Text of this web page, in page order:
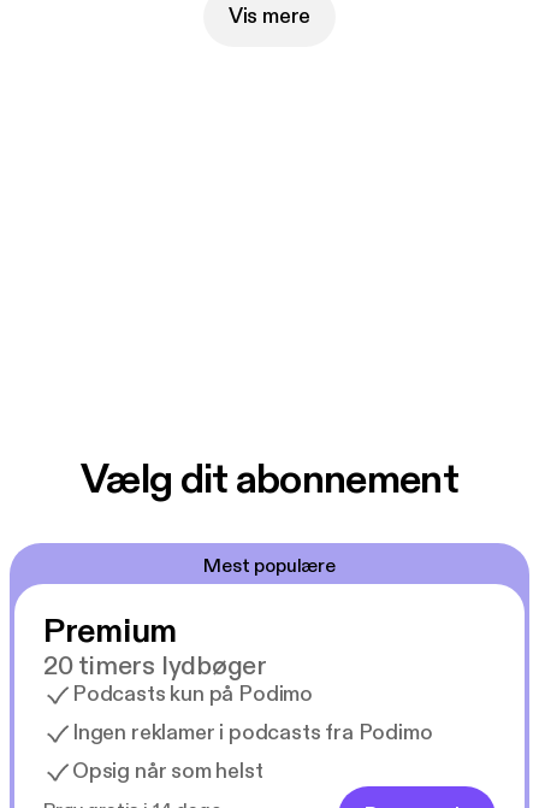
Vis mere
Vælg dit abonnement
Mest populære
Premium
20 timers lydbøger
Podcasts kun på Podimo
Ingen reklamer i podcasts fra Podimo
Opsig når som helst